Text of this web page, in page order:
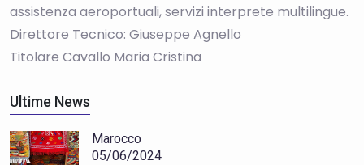
assistenza aeroportuali, servizi interprete multilingue.
Direttore Tecnico: Giuseppe Agnello
Titolare Cavallo Maria Cristina
Ultime News
Marocco
05/06/2024